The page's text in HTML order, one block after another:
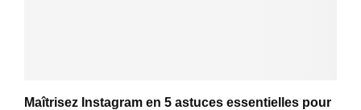
Maîtrisez Instagram en 5 astuces essentielles pour